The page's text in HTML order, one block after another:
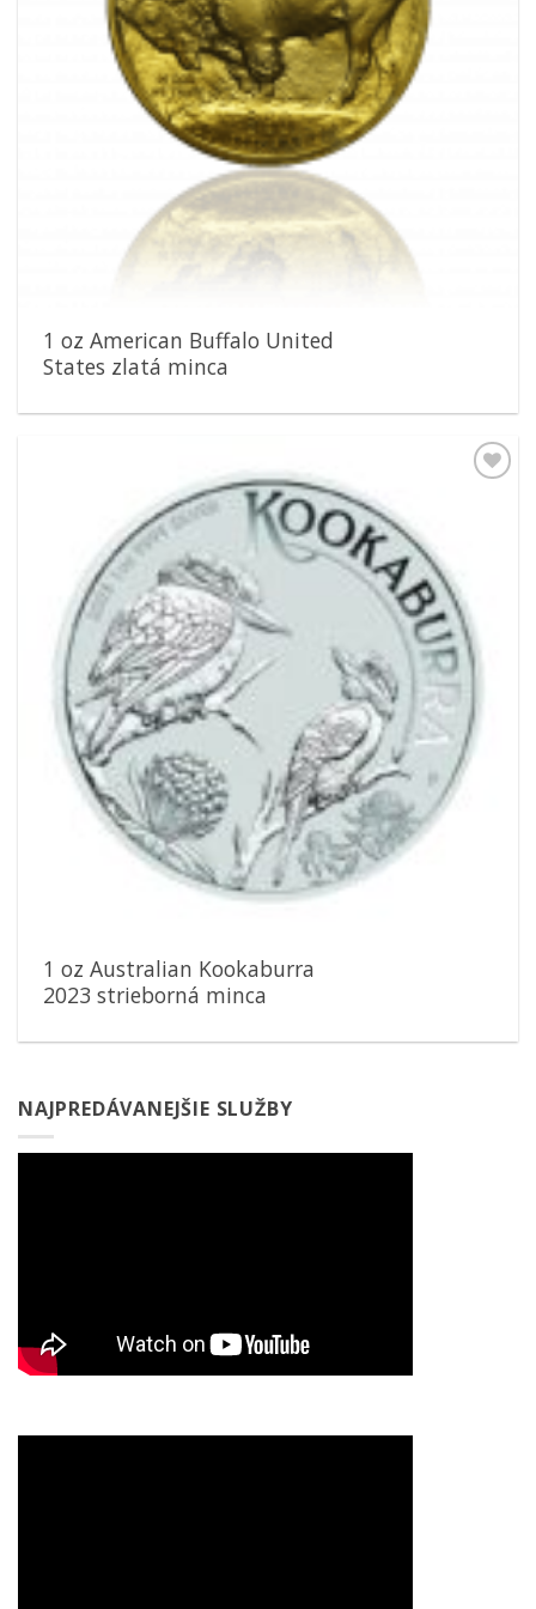
1 oz American Buffalo United
States zlatá minca
1 oz Australian Kookaburra
2023 strieborná minca
NAJPREDÁVANEJŠIE SLUŽBY